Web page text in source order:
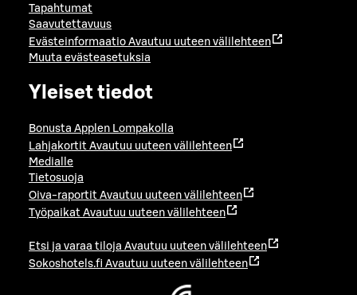
Tapahtumat
Saavutettavuus
Evästeinformaatio Avautuu uuteen välilehteen
Muuta evästeasetuksia
Yleiset tiedot
Bonusta Applen Lompakolla
Lahjakortit Avautuu uuteen välilehteen
Medialle
Tietosuoja
Oiva-raportit Avautuu uuteen välilehteen
Työpaikat Avautuu uuteen välilehteen
Etsi ja varaa tiloja Avautuu uuteen välilehteen
Sokoshotels.fi Avautuu uuteen välilehteen